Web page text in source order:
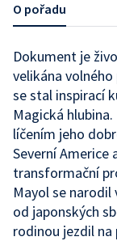
O pořadu
Dokument je
velikána
se stal inspirací
Magická
líčením jeho
Severní Americe
transformační
Mayol se narodil
od japonských
rodinou jezdil na